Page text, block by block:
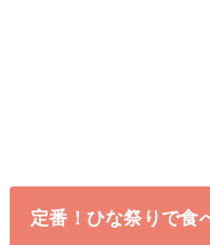
定番！ひな祭りで食